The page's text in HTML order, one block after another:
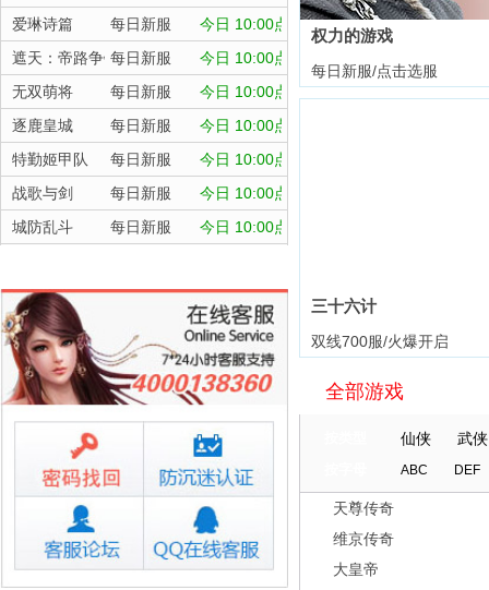
爱琳诗篇
每日新服
今日 10:00点
遮天：帝路争锋每日新服
今日 10:00点
无双萌将
每日新服
今日 10:00点
逐鹿皇城
每日新服
今日 10:00点
特勤姬甲队
每日新服
今日 10:00点
战歌与剑
每日新服
今日 10:00点
城防乱斗
每日新服
今日 10:00点
晴空双子
每日新服
今日 10:00点
深渊契约
今日 10:00点
坠落守望者
每日新服
今日 10:00点
正中靶心
每日新服
今日 10:00点
今日 10:00点
微乐捕鱼千炮版
今日 10:00点
帕瓦勇者传说 每日新服
今日 10:00点
群英风华录
今日 10:00点
小小仙王
每日新服
今日 10:00点
权力的游戏
每日新服/点击选服
三十六计
双线700服/火爆开启
全部游戏
仙侠 武侠
ABC DEF
天尊传奇
维京传奇
大皇帝